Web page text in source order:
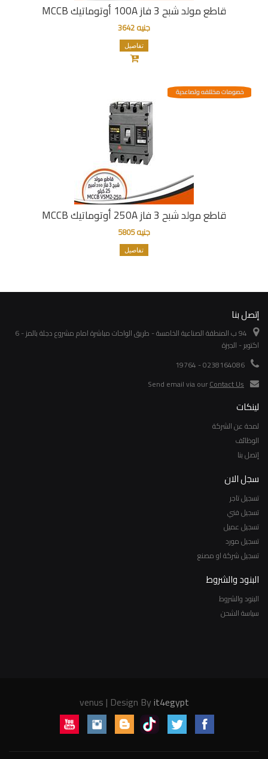
قاطع مولد شبح 3 فاز 100A أوتوماتيك MCCB
جنيه 3642
تفاصيل
قاطع مولد شبح 3 فاز 250A أوتوماتيك MCCB
خصومات مختلفه وتصاعدية
جنيه 5805
تفاصيل
إتصل بنا
94 ب المنطقة الصناعية الخامسة - طريق الواحات مباشرة امام مشروع دجلة بالمز - 6
اكتوبر - الجيزة
0238164086 - 19764
Send email via ourContact Us
لينكات
لمحة عن الشركة
الوظائف
إتصل بنا
سجل الان
تسجيل تاجر
تسجيل فني
تسجيل عميل
تسجيل مورد
تسجيل شركة او مصنع
البنود والشروط
البنود والشروط
سياسة الشحن
venus | Design Byit4egypt